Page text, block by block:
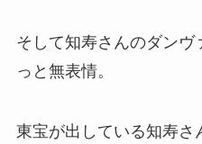
そして知寿さんのダン
っと無表情。
東宝が出している知寿さ